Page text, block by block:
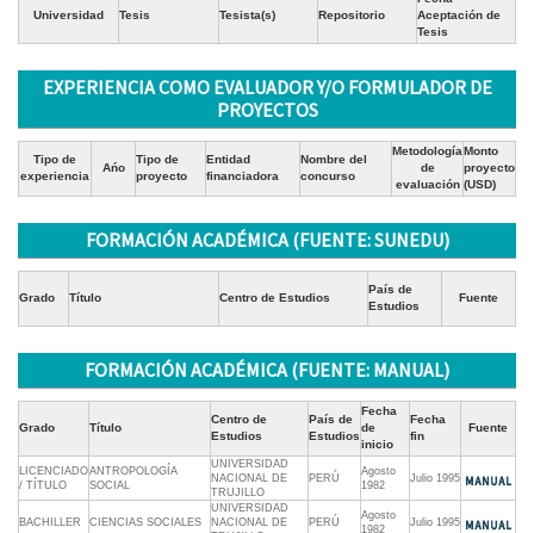
Universidad Tesis Tesista(s) Repositorio
Aceptación de
Tesis
EXPERIENCIA COMO EVALUADOR Y/O FORMULADOR DE
PROYECTOS
Tipo de
experiencia
Ańo
Tipo de
proyecto
Entidad
financiadora
Nombre del
concurso
Metodología
de
evaluación
Monto
proyecto
(USD)
FORMACIÓN ACADÉMICA (FUENTE: SUNEDU)
Grado Título Centro de Estudios
País de
Estudios
Fuente
FORMACIÓN ACADÉMICA (FUENTE: MANUAL)
Grado Título
Centro de
Estudios
País de
Estudios
Fecha
de
inicio
Fecha
fin
Fuente
LICENCIADO
/ TÍTULO
ANTROPOLOGÍA
SOCIAL
UNIVERSIDAD
NACIONAL DE
TRUJILLO
PERÚ
Agosto
1982
Julio 1995
BACHILLER CIENCIAS SOCIALES
UNIVERSIDAD
NACIONAL DE
PERÚ
Agosto
1982
Julio 1995